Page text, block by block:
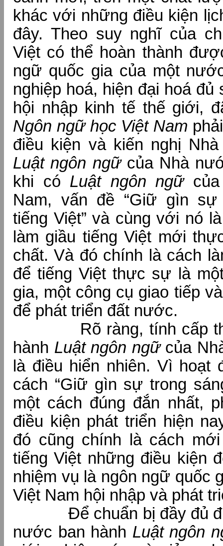
khác với những điều kiện
đây. Theo suy nghĩ của
Việt có thể hoàn thành
ngữ quốc gia của một
nghiệp hoá, hiện đại hoá
hội nhập kinh tế thế giới,
Ngôn ngữ học Việt Nam
điều kiện và kiến nghị
Luật ngôn ngữcủa Nhà
khi có Luật ngôn ngữcủa
Nam, vấn đề “Giữ gìn sự
tiếng Việt” và cùng với nó
làm giầu tiếng Việt mới
chất. Và đó chính là cách
để tiếng Việt thực sự là
gia, một công cụ giao tiếp
để phát triển đất nước.
Rõ ràng, tính cấp
hành Luật ngôn ngữcủa
là điều hiển nhiên. Vì hoạt
cách “Giữ gìn sự trong
một cách đúng đắn nhất,
điều kiện phát triển hiện
đó cũng chính là cách
tiếng Việt những điều kiện
nhiệm vụ là ngôn ngữ quốc
Việt Nam hội nhập và phát
Để chuẩn bị đầy đủ
nước ban hành Luật ngôn